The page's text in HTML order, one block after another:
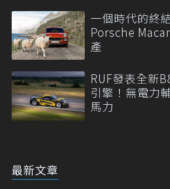
一個時代的終
Porsche
產
RUF發表全新
引擎！無電力
馬力
最新文章